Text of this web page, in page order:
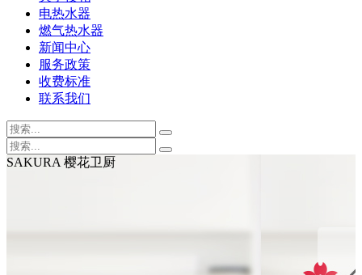
电热水器
燃气热水器
新闻中心
服务政策
收费标准
联系我们
SAKURA 樱花卫厨